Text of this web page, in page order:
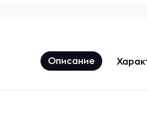
Описание